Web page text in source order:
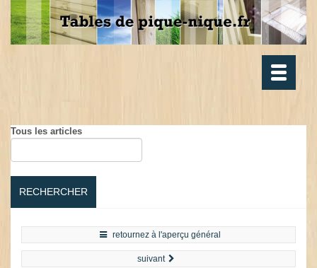
Toggle
Tous les articles
RECHERCHER
retournez à l'aperçu général
suivant